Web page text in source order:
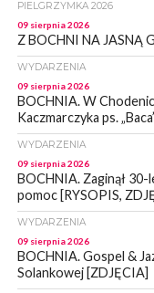
PIELGRZYMKA 2026
09 sierpnia 2026
Z BOCHNI NA JASNĄ
WYDARZENIA
09 sierpnia 2026
BOCHNIA. W
Kaczmarczyka ps.
WYDARZENIA
09 sierpnia 2026
BOCHNIA. Zaginął
pomoc [RYSOPIS,
WYDARZENIA
09 sierpnia 2026
BOCHNIA. Gospel &
Solankowej [ZDJĘCIA]